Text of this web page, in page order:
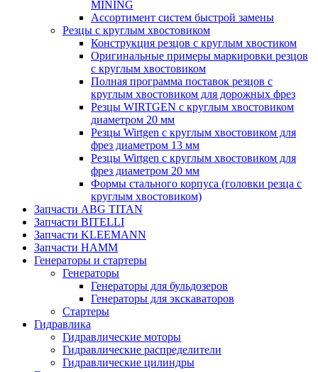
MINING
Ассортимент систем быстрой замены
Резцы с круглым хвостовиком
Конструкция резцов с круглым хвостиком
Оригинальные примеры маркировки резцов
с круглым хвостовиком
Полная программа поставок резцов с
круглым хвостовиком для дорожных фрез
Резцы WIRTGEN с круглым хвостовиком
диаметром 20 мм
Резцы Wirtgen с круглым хвостовиком для
фрез диаметром 13 мм
Резцы Wirtgen с круглым хвостовиком для
фрез диаметром 20 мм
Формы стального корпуса (головки резца с
круглым хвостовиком)
Запчасти ABG TITAN
Запчасти BITELLI
Запчасти KLEEMANN
Запчасти HAMM
Генераторы и стартеры
Генераторы
Генераторы для бульдозеров
Генераторы для экскаваторов
Стартеры
Гидравлика
Гидравлические моторы
Гидравлические распределители
Гидравлические цилиндры